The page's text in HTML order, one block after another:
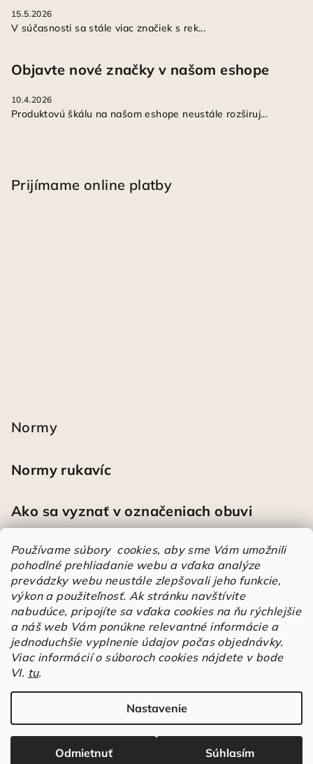
Používame súbory cookies, aby sme Vám umožnili
pohodlné prehliadanie webu a vďaka analýze
prevádzky webu neustále zlepšovali jeho funkcie,
výkon a použiteľnosť. Ak stránku navštívite
nabudúce, pripojíte sa vďaka cookies na ňu rýchlejšie
a náš web Vám ponúkne relevantné informácie a
jednoduchšie vyplnenie údajov počas objednávky.
Viac informácií o súboroch cookies nájdete v bode
VI. tu.
Nastavenie
Odmietnuť Súhlasím
15.5.2026
V súčasnosti sa stále viac značiek s rek...
Objavte nové značky v našom eshope
10.4.2026
Produktovú škálu na našom eshope neustále rozširuj...
Prijímame online platby
Normy
Normy rukavíc
Ako sa vyznať v označeniach obuvi
Heureka
Športové pracovné poltopánky PRESTIGE CLASSIC biele
Hodnotenie produktu je 5 z 5 hviezdičiek.
| Mária
Á
u
e
r
Elstrote®. Všetky práva vyhradené.
nastavenie cookies